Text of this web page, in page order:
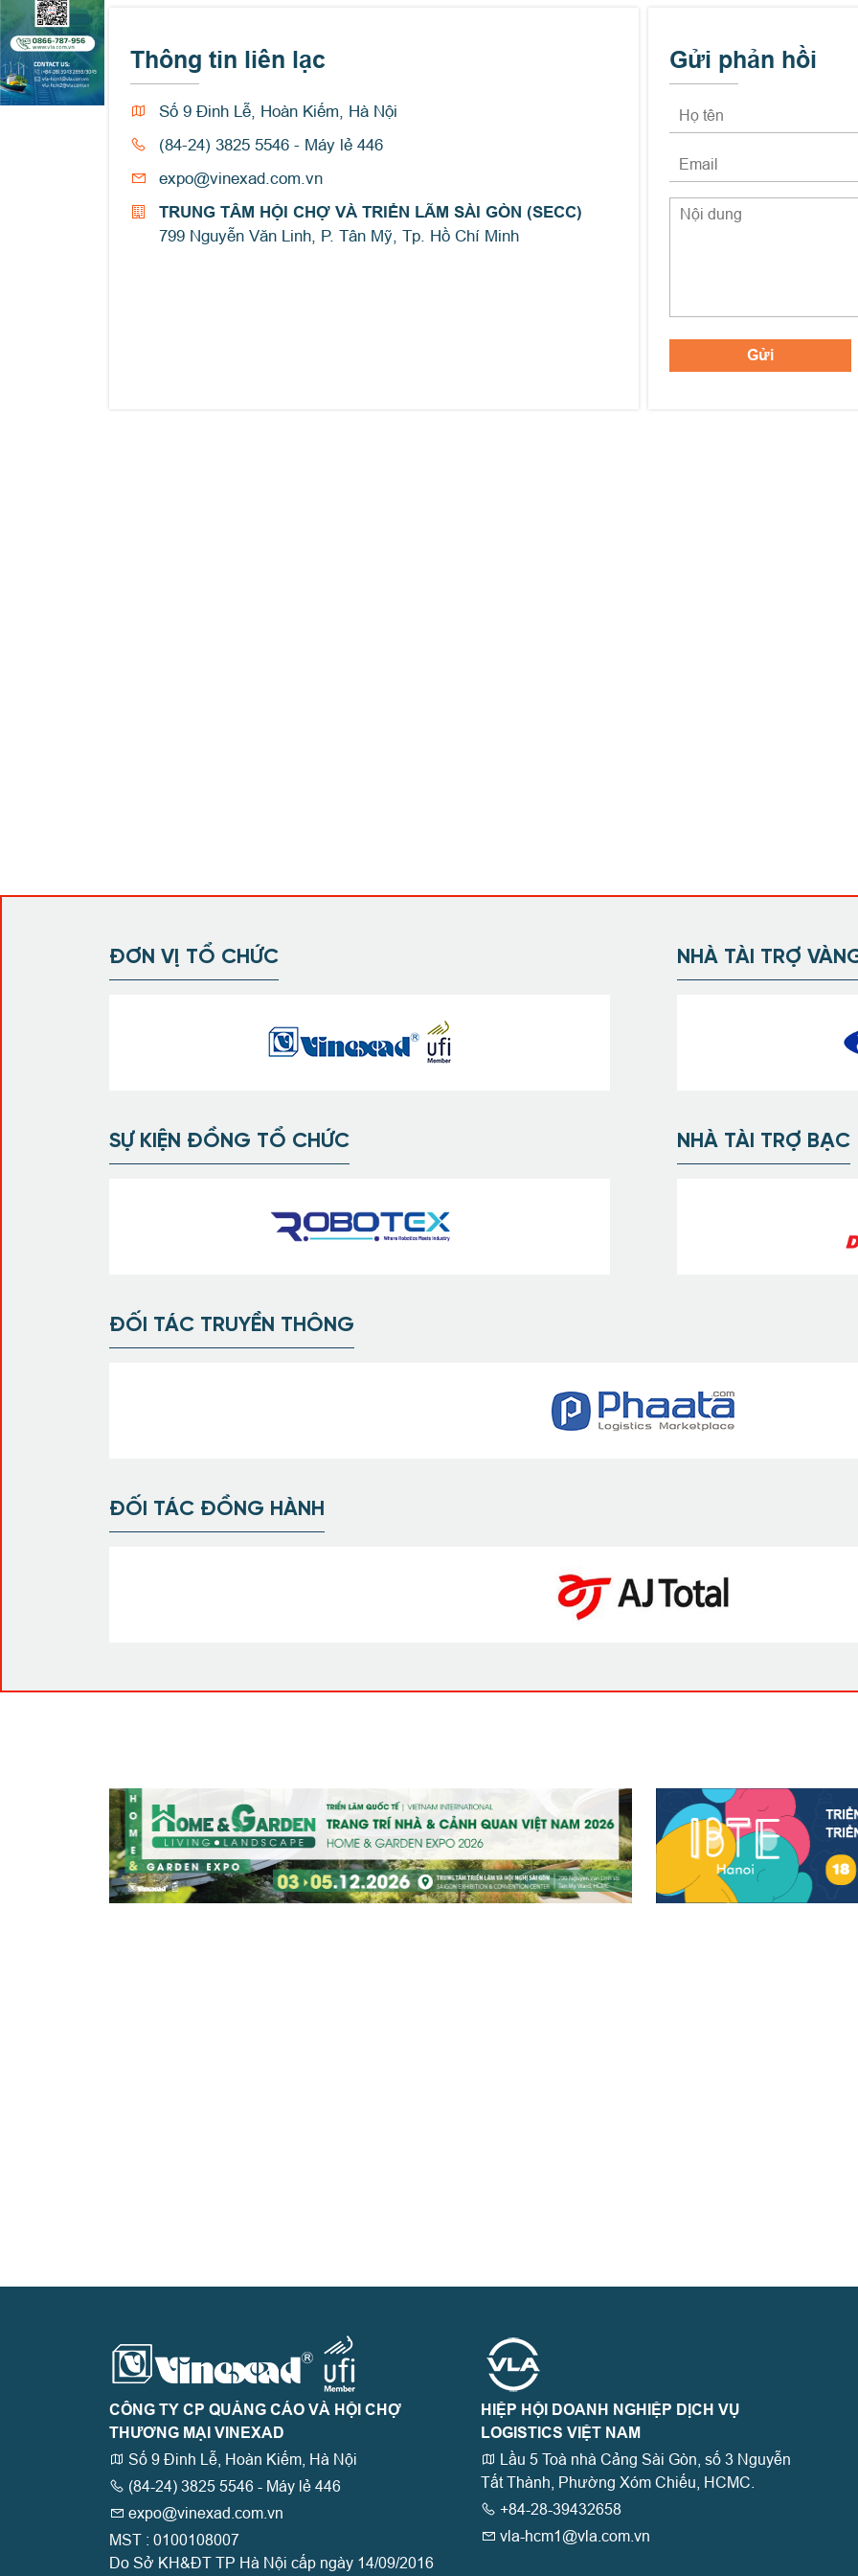
Thông tin liên lạc
Số 9 Đinh Lễ, Hoàn Kiếm, Hà Nội
(84-24) 3825 5546 - Máy lẻ 446
expo@vinexad.com.vn
TRUNG TÂM HỘI CHỢ VÀ TRIỂN LÃM SÀI GÒN (SECC)
799 Nguyễn Văn Linh, P. Tân Mỹ, Tp. Hồ Chí Minh
Gửi phản hồi
ĐƠN VỊ TỔ CHỨC NHÀ TÀI TRỢ
SỰ KIỆN ĐỒNG TỔ CHỨC NHÀ TÀI TRỢ BẠC
ĐỐI TÁC TRUYỀN THÔNG
ĐỐI TÁC ĐỒNG HÀNH
CÔNG TY CP QUẢNG CÁO VÀ HỘI CHỢ
THƯƠNG MẠI VINEXAD
Số 9 Đinh Lễ, Hoàn Kiếm, Hà Nội
(84-24) 3825 5546 - Máy lẻ 446
expo@vinexad.com.vn
MST : 0100108007
Do Sở KH&ĐT TP Hà Nội cấp ngày 14/09/2016
HIỆP HỘI DOANH NGHIỆP DỊCH VỤ
LOGISTICS VIỆT NAM
Lầu 5 Toà nhà Cảng Sài Gòn, số 3 Nguyễn
Tất Thành, Phường Xóm Chiếu, HCMC.
+84-28-39432658
vla-hcm1@vla.com.vn